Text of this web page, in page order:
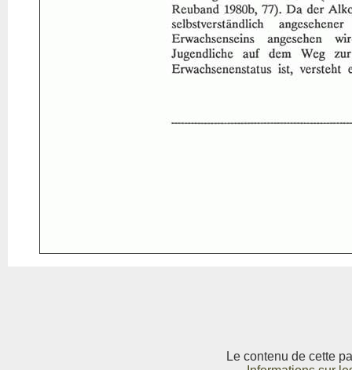
Le contenu de cette